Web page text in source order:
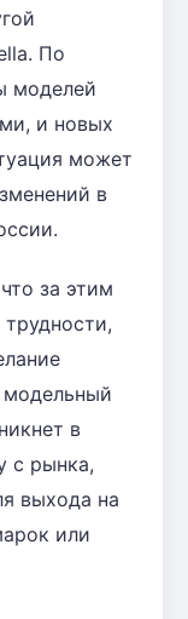
По
моделей
и новых
может
в
за этим
модельный
в
с рынка,
выхода на
или